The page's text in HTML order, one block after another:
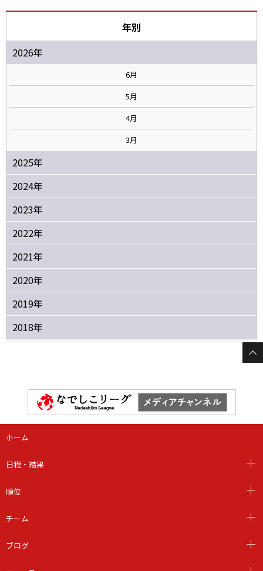
年別
2026年
6月
5月
4月
3月
2025年
2024年
2023年
2022年
2021年
2020年
2019年
2018年
ホーム
日程・結果
順位
チーム
ブログ